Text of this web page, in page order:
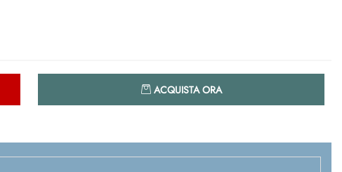
ACQUISTA ORA